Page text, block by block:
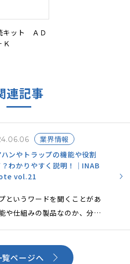
キット ＡＤ
Ｋ
連記事
業界情報
ハンやトラップの機能や役割
？わかりやすく説明！｜INAB
vol.21
というワードを聞くことがあ
や仕組みの製品なのか、分か
覧ページへ